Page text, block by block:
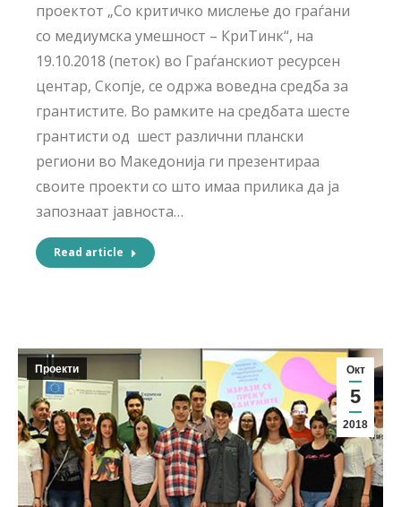
проектот „Со критичко мислење до граѓани
со медиумска умешност – КриТинк“, на
19.10.2018 (петок) во Граѓанскиот ресурсен
центар, Скопје, се одржа воведна средба за
грантистите. Во рамките на средбата шесте
грантисти од шест различни плански
региони во Македонија ги презентираа
своите проекти со што имаа прилика да ја
запознаат јавноста…
Read article
Окт
5
2018
Проекти